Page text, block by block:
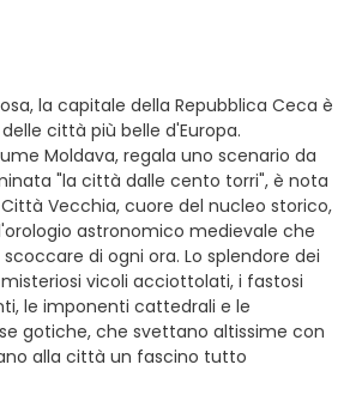
la capitale della Repubblica Ceca è
città più belle d'Europa.
Moldava, regala uno scenario da
"la città dalle cento torri", è nota
Vecchia, cuore del nucleo storico,
astronomico medievale che
di ogni ora. Lo splendore dei
vicoli acciottolati, i fastosi
le imponenti cattedrali e le
gotiche, che svettano altissime con
alla città un fascino tutto